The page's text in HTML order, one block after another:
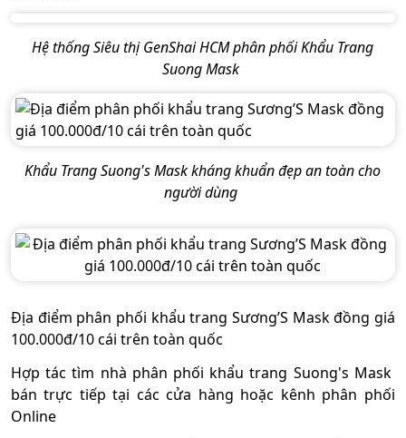
Hệ thống Siêu thị GenShai HCM phân phối Khẩu Trang
Suong Mask
Khẩu Trang Suong's Mask kháng khuẩn đẹp an toàn cho
người dùng
Địa điểm phân phối khẩu trang Sương’S Mask đồng giá
100.000đ/10 cái trên toàn quốc
Hợp tác tìm nhà phân phối khẩu trang Suong's Mask
bán trực tiếp tại các cửa hàng hoặc kênh phân phối
Online